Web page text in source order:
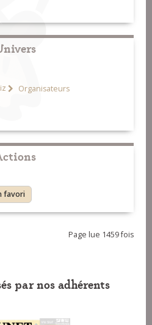
Organisateurs
favori
Page lue 1459 fois
par nos adhérents